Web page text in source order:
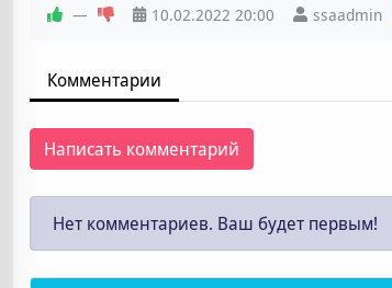
— 10.02.2022 20:00 ssaadmin
Комментарии
Написать комментарий
Нет комментариев. Ваш будет первым!